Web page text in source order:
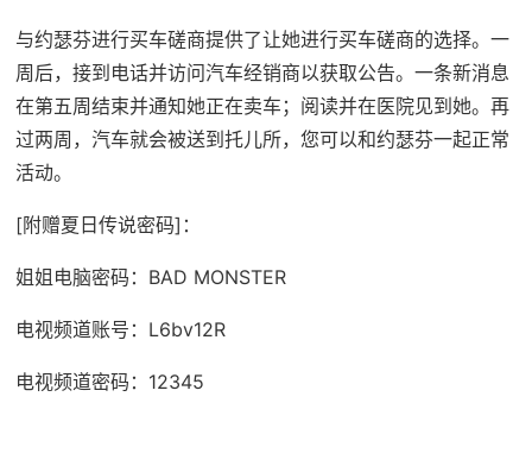
与约瑟芬进行买车磋商提供了让她进行买车磋商的选择。一
周后，接到电话并访问汽车经销商以获取公告。一条新消息
在第五周结束并通知她正在卖车；阅读并在医院见到她。再
过两周，汽车就会被送到托儿所，您可以和约瑟芬一起正常
活动。
[附赠夏日传说密码]：
姐姐电脑密码：BAD MONSTER
电视频道账号：L6bv12R
电视频道密码：12345